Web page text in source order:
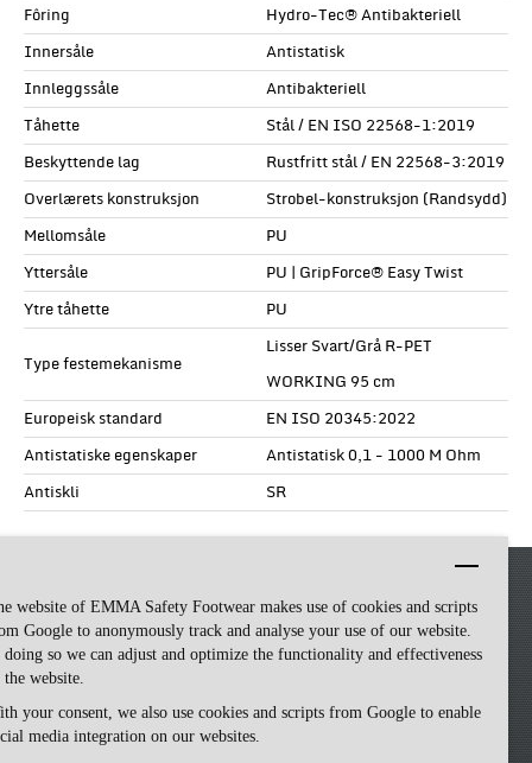
website of EMMA Safety Footwear makes use of cookies and scripts
Google to anonymously track and analyse your use of our website.
so we can adjust and optimize the functionality and effectiveness
website.
your consent, we also use cookies and scripts from Google to enable
media integration on our websites.
Fôring
Hydro-Tec® Antibakteriell
Innersåle
Antistatisk
Innleggssåle
Antibakteriell
Tåhette
Stål / EN ISO 22568-1:2019
Beskyttende lag
Rustfritt stål / EN 22568-3:2019
Overlærets konstruksjon
Strobel-konstruksjon (Randsydd)
Mellomsåle
PU
Yttersåle
PU | GripForce® Easy Twist
Ytre tåhette
PU
Type festemekanisme
Lisser Svart/Grå R-PET
WORKING 95 cm
Europeisk standard
EN ISO 20345:2022
Antistatiske egenskaper
Antistatisk 0,1 - 1000 M Ohm
Antiskli
SR